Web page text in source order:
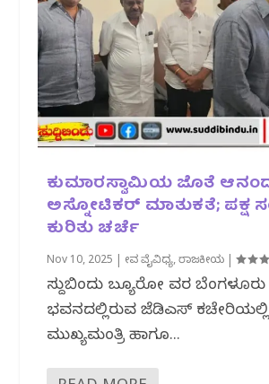
ಕುಮಾರಸ್ವಾಮಿಯ ಜೊತೆ
ಅಸ್ನೋಟಿಕರ್‌ ಮಾತುಕತೆ; ಪಕ್ಷ
ಕುರಿತು ಚರ್ಚೆ
Nov 10, 2025 ಜೀವ ವೈವಿಧ್ಯ,ರಾಜಕೀಯ |
ಸುದ್ದಿಬಿಂದು ಬ್ಯೂರೋ ವರದಿ
ಭವನದಲ್ಲಿರುವ ಜೆಡಿಎಸ್
ಮುಖ್ಯಮಂತ್ರಿ ಹಾಗೂ...